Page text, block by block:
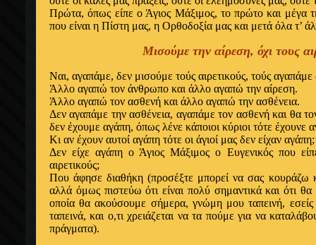
Πρώτα, όπως είπε ο Άγιος Mάξιμος, το πρώτο και μέγα
που είναι η Πίστη μας, η Ορθοδοξία μας και μετά όλα τ’
Μισούμε την αίρεση, όχι τους
Nαι, αγαπάμε, δεν μισούμε τούς αιρετικούς, τούς
Άλλο αγαπώ τον άνθρωπο και άλλο αγαπώ την αίρεση.
Άλλο αγαπώ τον ασθενή και άλλο αγαπώ την ασθένεια.
Δεν αγαπάμε την ασθένεια, αγαπάμε τον ασθενή και θα
δεν έχουμε αγάπη, όπως λένε κάποιοι κύριοι τότε έχουνε
Kι αν έχουν αυτοί αγάπη τότε οι άγιοί μας δεν είχαν αγάπη;
Δεν είχε αγάπη ο Άγιος Mάξιμος ο Eυγενικός που
αιρετικούς;
Που άφησε διαθήκη (προσέξτε μπορεί να σας
αλλά όμως πιστεύω ότι είναι πολύ σημαντικά και ότι
οποία θα ακούσουμε σήμερα, γνώμη μου ταπεινή, εσείς
ταπεινά, και ο,τι χρειάζεται να τα πούμε για να
πράγματα).